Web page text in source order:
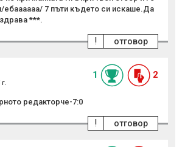
ебаааааа/ 7 пъти където си искаше.Да
***.
отговор
!
1 2
редакторче-7:0
отговор
!